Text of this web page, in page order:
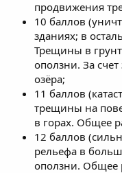
продвижения
10 баллов
зданиях; в
Трещины в
оползни. За
озёра;
11 баллов
трещины на
в горах. Общее
12 баллов
рельефа в
оползни. Общее